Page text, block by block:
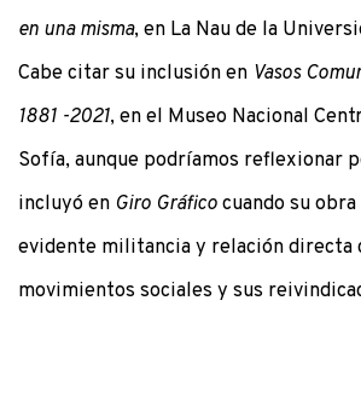
en una misma, en La Nau de la
Cabe citar su inclusión en Vasos
1881 -2021, en el Museo Nacional
Sofía, aunque podríamos reflexionar
incluyó en Giro Gráficocuando su
evidente militancia y relación directa
movimientos sociales y sus